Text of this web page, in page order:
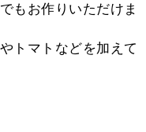
もお作りいただけま
トマトなどを加えて